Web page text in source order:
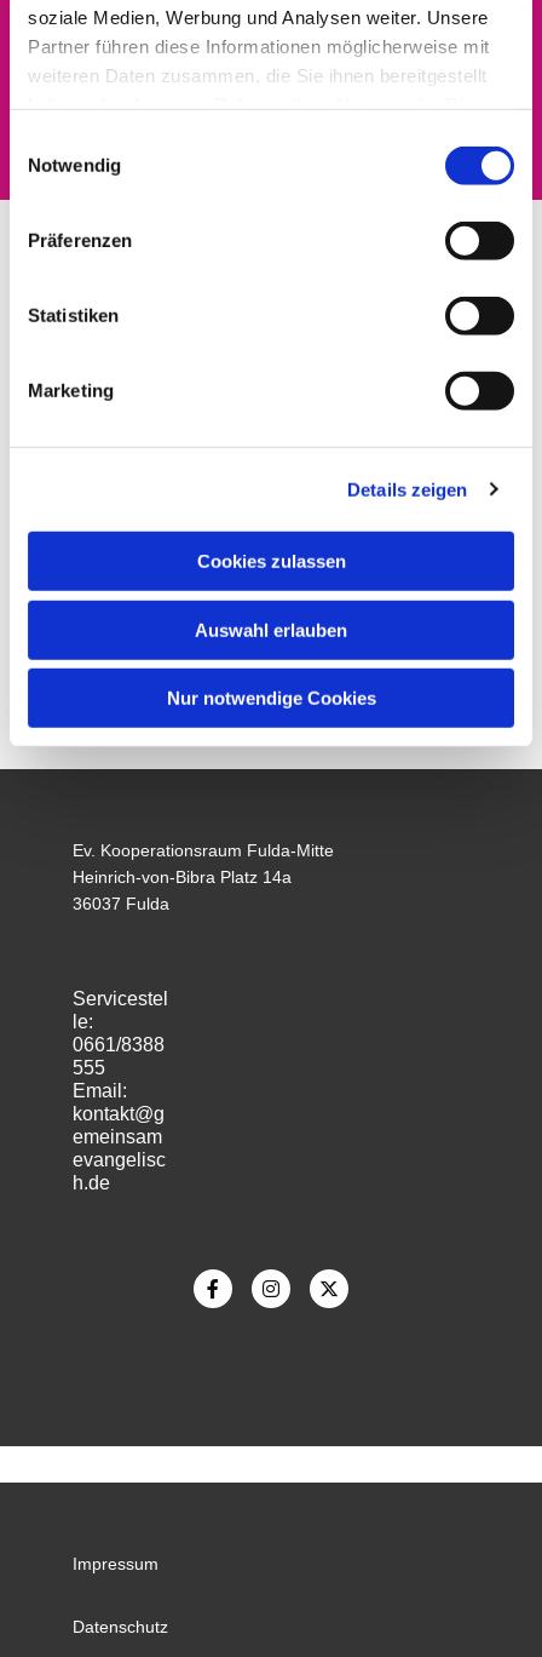
soziale Medien, Werbung und Analysen weiter. Unsere
Partner führen diese Informationen möglicherweise mit
weiteren Daten zusammen, die Sie ihnen bereitgestellt
Notwendig
Präferenzen
Statistiken
Marketing
Details zeigen
Cookies zulassen
Auswahl erlauben
Nur notwendige Cookies
Dies könnte Sie auch
interessieren
Ev. Kooperationsraum Fulda-Mitte
Heinrich-von-Bibra Platz 14a
36037 Fulda
Servicestel
le:
0661/8388
555
Email:
kontakt@g
emeinsam
evangelisc
h.de
Impressum
Datenschutz